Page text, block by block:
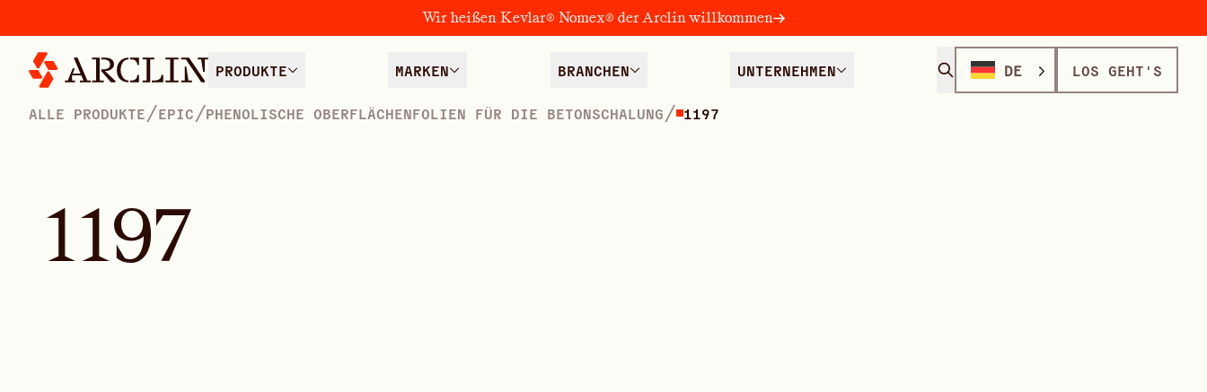
Wir heißen Kevlar® Nomex® der Arclin willkommen
PRODUKTE MARKEN BRANCHEN UNTERNEHMEN DE LOS GEHT'S
ALLE PRODUKTE /EPIC /PHENOLISCHE OBERFLÄCHENFOLIEN FÜR DIE BETONSCHALUNG / 1197
1197